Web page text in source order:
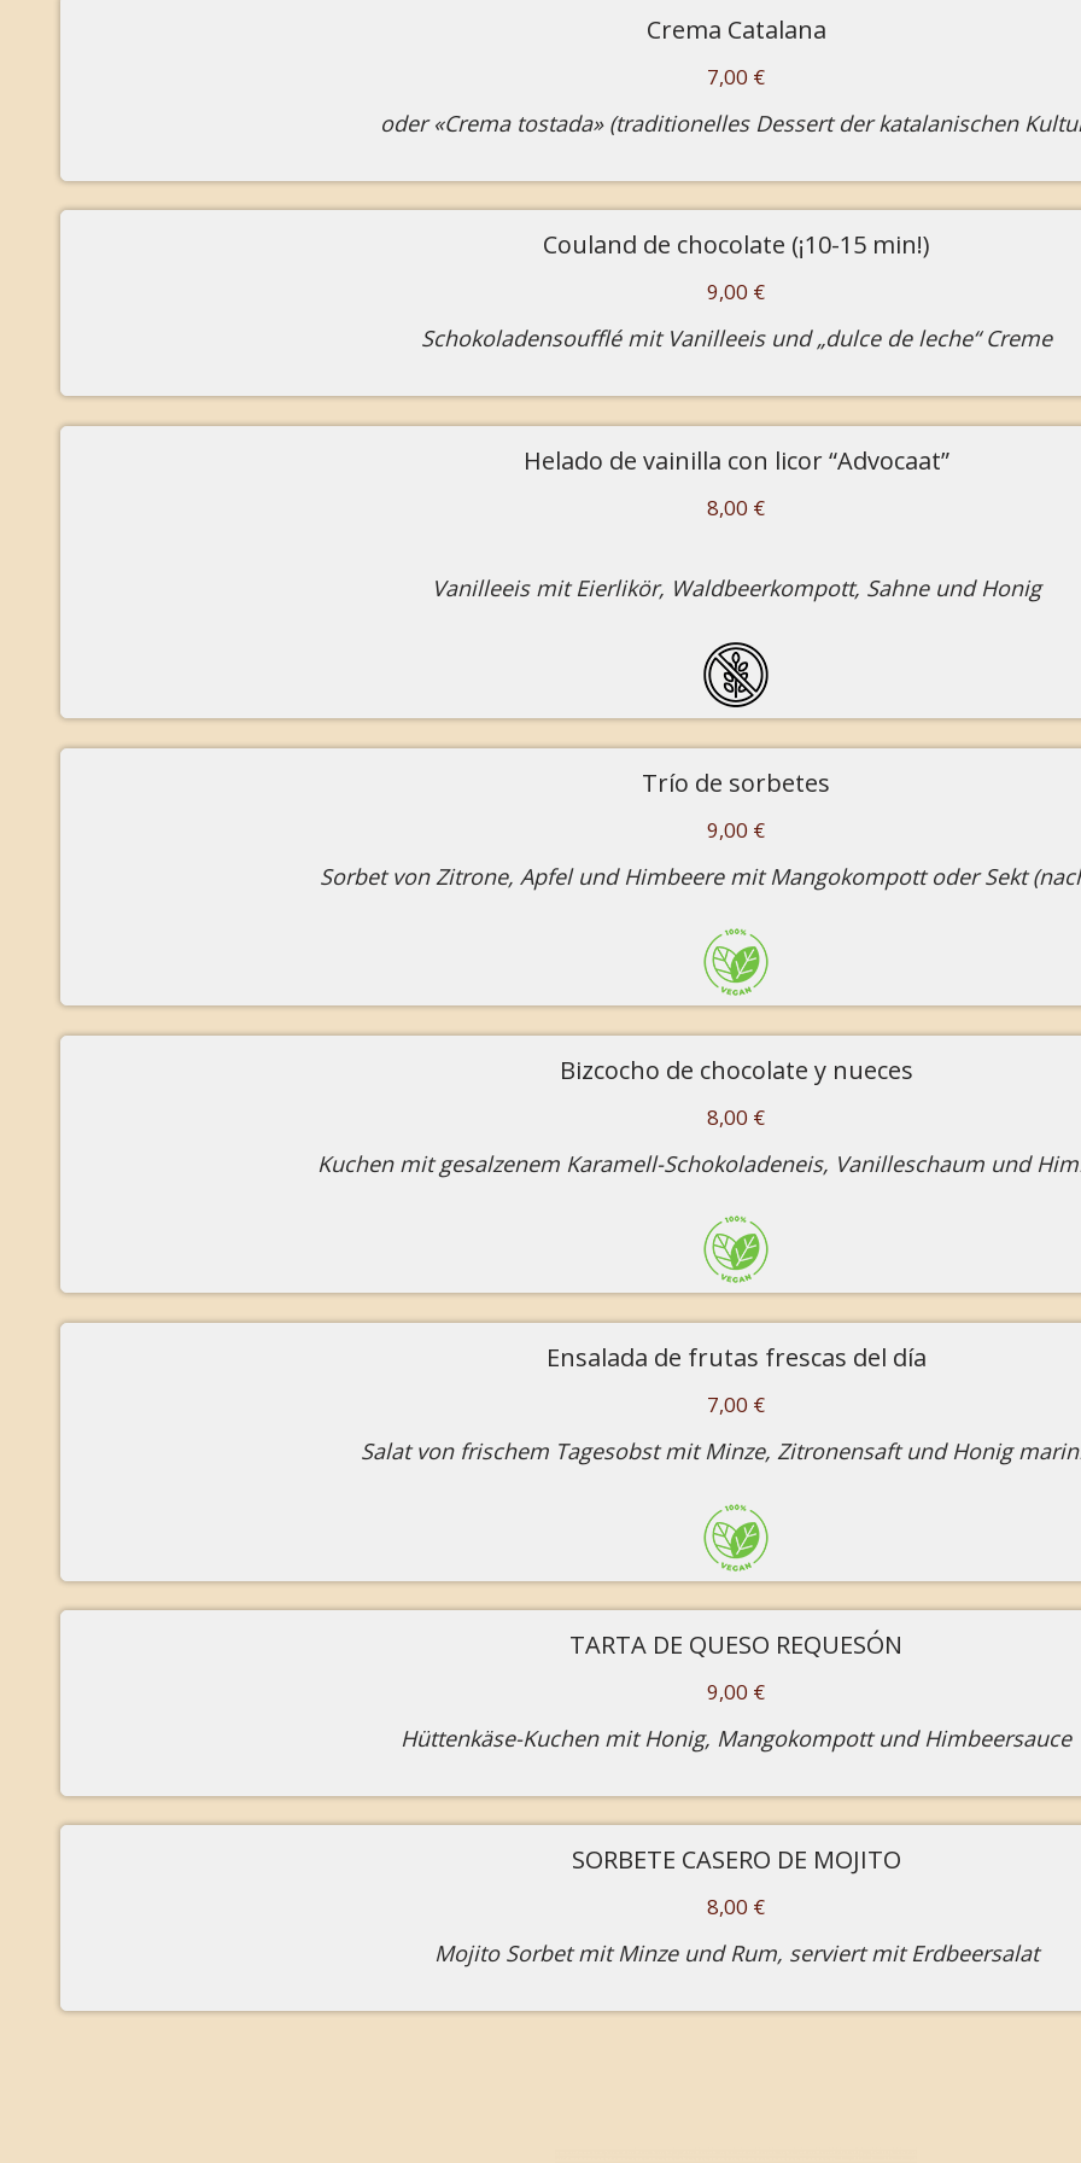
Crema Catalana
7,00 €
oder «Crema tostada» (traditionelles Dessert der katalanischen
Couland de chocolate (¡10-15 min!)
9,00 €
Schokoladensoufflé mit Vanilleeis und „dulce de leche“ Creme
Helado de vainilla con licor “Advocaat”
8,00 €
Vanilleeis mit Eierlikör, Waldbeerkompott, Sahne und Honig
Trío de sorbetes
9,00 €
Sorbet von Zitrone, Apfel und Himbeere mit Mangokompott oder Sekt
Bizcocho de chocolate y nueces
8,00 €
Kuchen mit gesalzenem Karamell-Schokoladeneis, Vanilleschaum und
Ensalada de frutas frescas del día
7,00 €
Salat von frischem Tagesobst mit Minze, Zitronensaft und Honig
TARTA DE QUESO REQUESÓN
9,00 €
Hüttenkäse-Kuchen mit Honig, Mangokompott und Himbeersauce
SORBETE CASERO DE MOJITO
8,00 €
Mojito Sorbet mit Minze und Rum, serviert mit Erdbeersalat